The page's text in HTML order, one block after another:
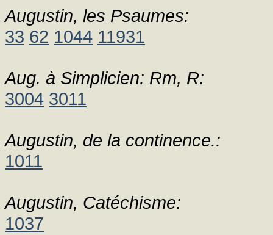
Augustin, les Psaumes:
33 62 1044 11931
Aug. à Simplicien: Rm, R:
3004 3011
Augustin, de la continence.:
1011
Augustin, Catéchisme:
1037